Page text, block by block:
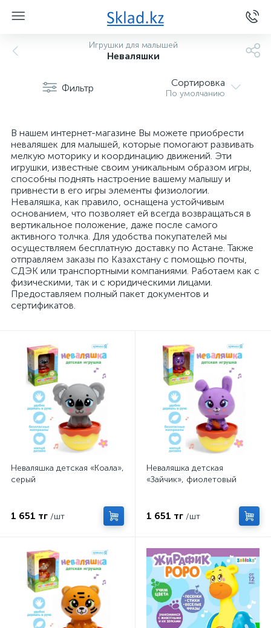
Игрушки для малышей
Неваляшки
Фильтр Сортировка
По умолчанию
В нашем интернет-магазине Вы можете приобрести
неваляшек для малышей, которые помогают развивать
мелкую моторику и координацию движений. Эти
игрушки, известные своим уникальным образом игры,
способны поднять настроение вашему малышу и
привнести в его игры элементы физиологии.
Неваляшка, как правило, оснащена устойчивым
основанием, что позволяет ей всегда возвращаться в
вертикальное положение, даже после самого
активного толчка. Для удобства покупателей мы
осуществляем бесплатную доставку по Астане. Также
отправляем заказы по Казахстану с помощью почты,
СДЭК или транспортными компаниями. Работаем как с
физическими, так и с юридическими лицами.
Предоставляем полный пакет документов и
сертификатов.
Неваляшка детская «Коала»,
серый
1 651 тг /шт
Неваляшка детская
«Зайчик», фиолетовый
1 651 тг /шт